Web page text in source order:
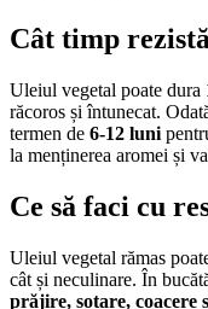
Cât timp
Uleiul vegetal poate dura
răcoros și întunecat.
termen de 6-12 luni
la menținerea aromei și
Ce să faci cu
Uleiul vegetal rămas
cât și neculinare. În
prăjire, sotare, coacere